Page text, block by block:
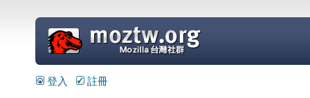
=
登入 註冊